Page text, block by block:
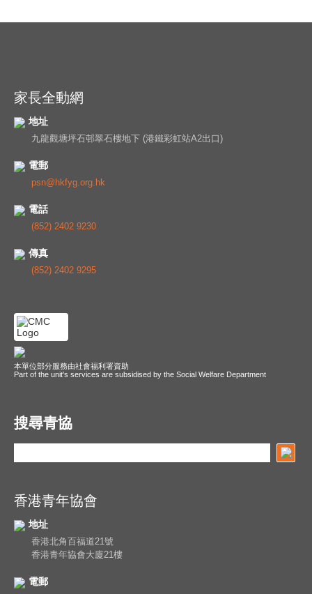
家長全動網
地址
九龍觀塘坪石邨翠石樓地下 (港鐵彩虹站A2出口)
電郵
psn@hkfyg.org.hk
電話
(852) 2402 9230
傳真
(852) 2402 9295
本單位部分服務由社會福利署資助
Part of the unit's services are subsidised by the Social Welfare Department
搜尋青協
香港青年協會
地址
香港北角百福道21號
香港青年協會大廈21樓
電郵